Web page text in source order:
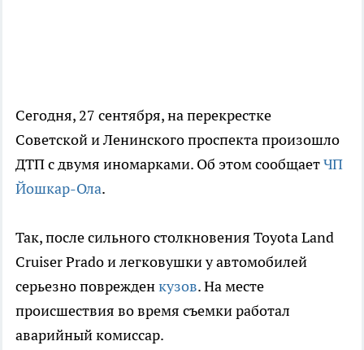
Сегодня, 27 сентября, на перекрестке
Советской и Ленинского проспекта произошло
ДТП с двумя иномарками. Об этом сообщаетЧП
Йошкар-Ола.
Так, после сильного столкновения Toyota Land
Cruiser Prado и легковушки у автомобилей
серьезно поврежденкузов. На месте
происшествия во время съемки работал
аварийный комиссар.